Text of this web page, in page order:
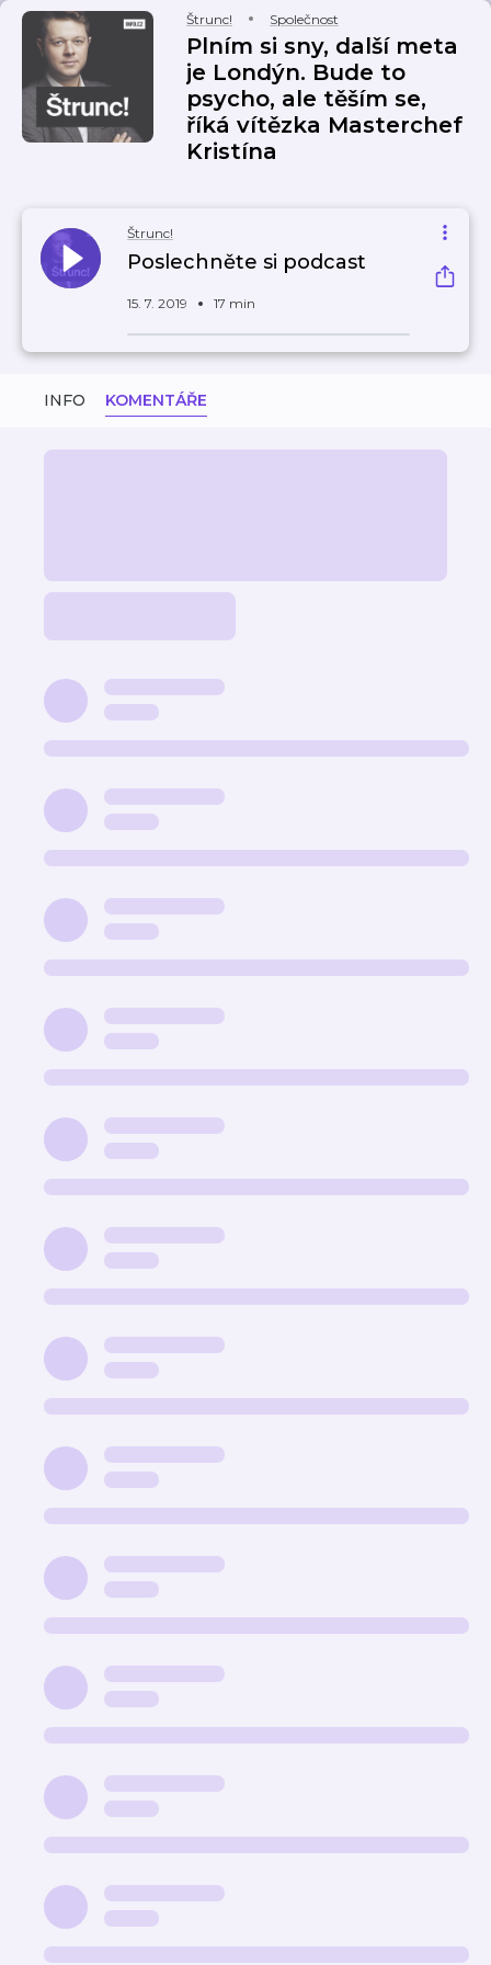
Štrunc! Společnost
Plním si sny, další meta
je Londýn. Bude to
psycho, ale těším se,
říká vítězka Masterchef
Kristína
Štrunc!
Poslechněte si podcast
15. 7. 2019 17 min
INFO KOMENTÁŘE